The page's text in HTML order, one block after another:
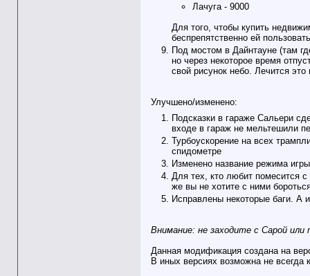
Лачуга - 9000
Для того, чтобы купить
беспрепятственно ей
Под мостом в Дайнтауне (там
но через некоторое время
свой рисунок небо. Лечится это
Улучшено/изменено:
Подсказки в гараже Сальери
входе в гараж не мельтешили
Турбоускорение на всех
спидометре
Изменено название режима
Для тех, кто любит помесится
же вы не хотите с ними
Исправлены некоторые баги. А
Внимание: не заходите с Сарой
Данная модификация создана на
В иных версиях возможна не всегда